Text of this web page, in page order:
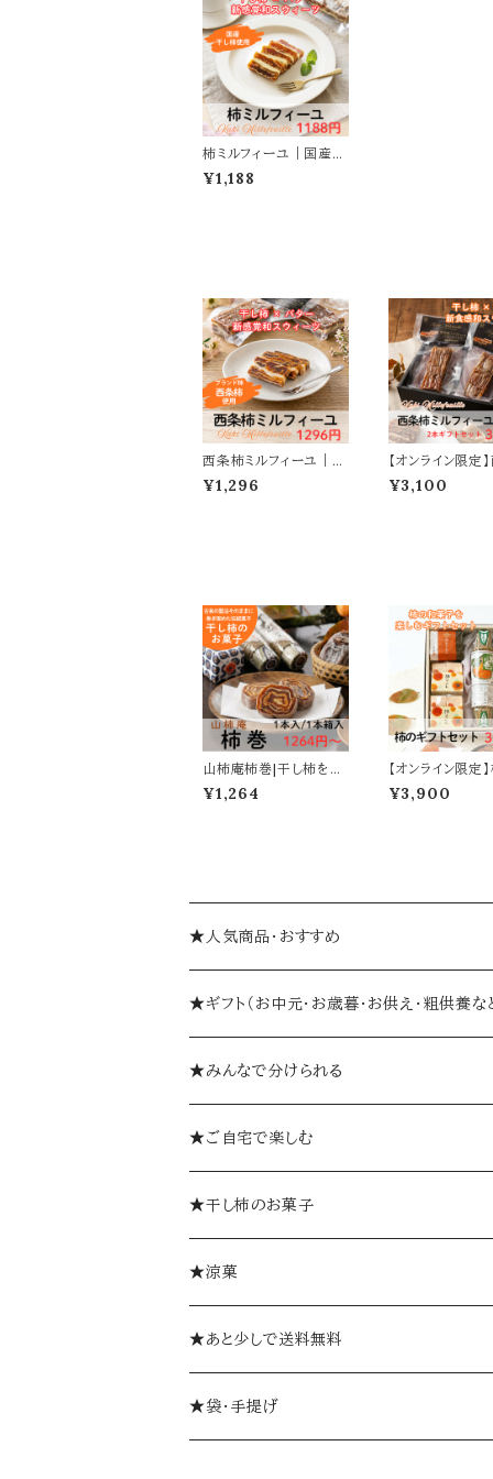
柿ミルフィーユ｜国産の
干し柿にバターを挟んだ
新食感スウィーツ
¥1,188
西条柿ミルフィーユ｜西
条柿の干し柿にバター
を挟んだ新食感スウィー
¥1,296
【オンライン限定
ミルフィーユ ２本
セット｜干し柿と
¥3,100
山柿庵柿巻|干し柿を重
ねて巻いた伝統菓子
¥1,264
【オンライン限定
フトセット｜柿巻
かん・柿あんあ
¥3,900
★人気商品・おすすめ
★ギフト（お中元・お歳暮・お供え・粗供養な
箱入り
詰め合わせギフト
ゼリーギフト
ミルフィーユギフト
★みんなで分けられる
個包装
個袋
★ご自宅で楽しむ
おひとつから
袋入り
ミルフィーユ（単品）
★干し柿のお菓子
柿巻
やま柿
ミルフィーユ
★涼菓
ゼリー
おひとつから
ようかん
★あと少しで送料無料
★袋・手提げ